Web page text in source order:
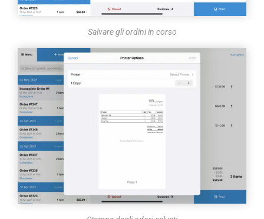
Salvare gli ordini in corso